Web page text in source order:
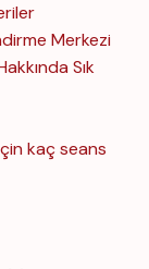
Merkezi
Sık
kaç seans